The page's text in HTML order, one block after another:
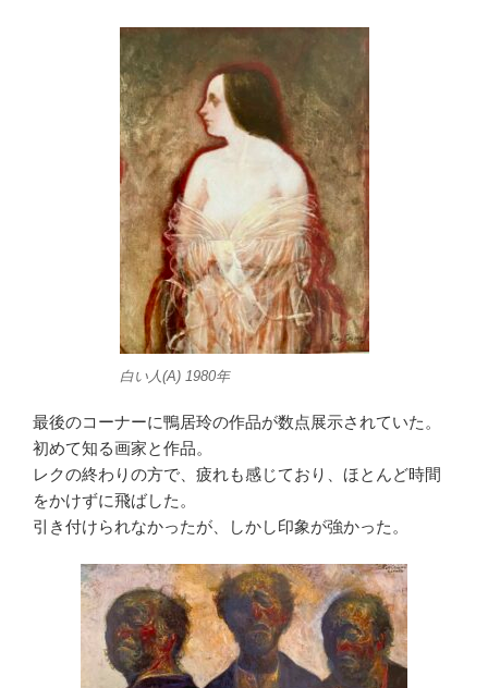
白い人(A) 1980年
最後のコーナーに鴨居玲の作品が数点展示されていた。
初めて知る画家と作品。
レクの終わりの方で、疲れも感じており、ほとんど時間
をかけずに飛ばした。
引き付けられなかったが、しかし印象が強かった。